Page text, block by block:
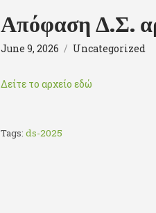
Απόφαση Δ.Σ.
June 9, 2026 Uncategorized
Δείτε το αρχείο εδώ
Tags: ds-2025